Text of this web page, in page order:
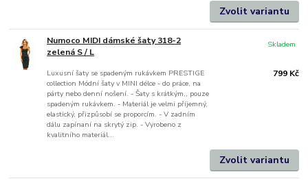
Zvolit variantu
Numoco MIDI dámské šaty 318-2
zelená S / L
Luxusní šaty se spadeným rukávkem PRESTIGE
collection Módní šaty v MINI délce - do práce, na
párty nebo denní nošení. - Šaty s krátkým,, pouze
spadeným rukávkem. - Materiál je velmi příjemný,
elastický, přizpůsobí se proporcím. - V zadním
dálu zapínaní na skrytý zip. - Vyrobeno z
kvalitního materiál...
799 Kč
Skladem
Zvolit variantu